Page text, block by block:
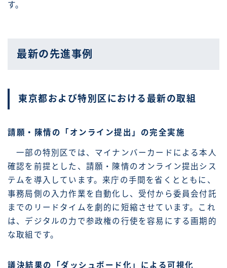
す。
最新の先進事例
東京都および特別区における最新の取組
請願・陳情の「オンライン提出」の完全実施
一部の特別区では、マイナンバーカードによる本人
確認を前提とした、請願・陳情のオンライン提出シス
テムを導入しています。来庁の手間を省くとともに、
事務局側の入力作業を自動化し、受付から委員会付託
までのリードタイムを劇的に短縮させています。これ
は、デジタルの力で参政権の行使を容易にする画期的
な取組です。
議決結果の「ダッシュボード化」による可視化